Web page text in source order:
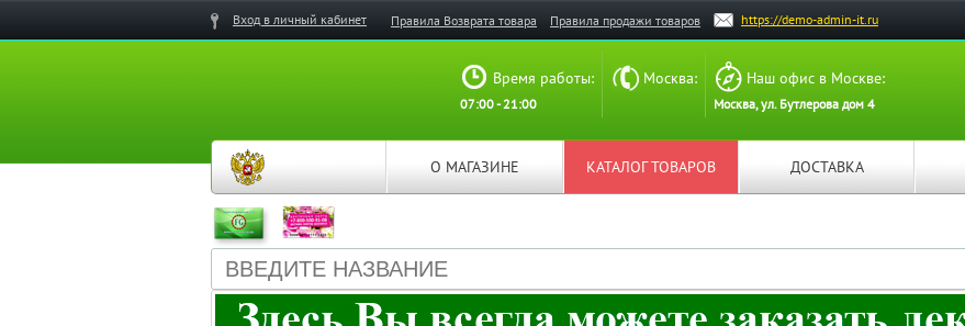
Вход в личный кабинет Правила Возврата товара Правила продажи товаров https://demo-admin-it.ru
Время работы:
07:00 - 21:00
Москва: Наш офис в Москве:
Москва, ул. Бутлерова дом 4
О МАГАЗИНЕ КАТАЛОГ ТОВАРОВ ДОСТАВКА